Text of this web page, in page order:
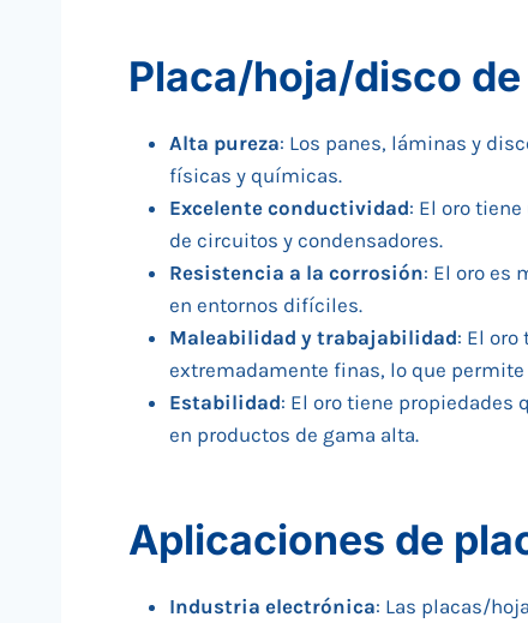
Placa/hoja/disco
Alta pureza: Los panes, láminas y
físicas y químicas.
Excelente conductividad: El oro
de circuitos y condensadores.
Resistencia a la corrosión: El oro es
en entornos difíciles.
Maleabilidad y trabajabilidad: El
extremadamente finas, lo que
Estabilidad: El oro tiene propiedades
en productos de gama alta.
Aplicaciones de
Industria electrónica: Las placas/